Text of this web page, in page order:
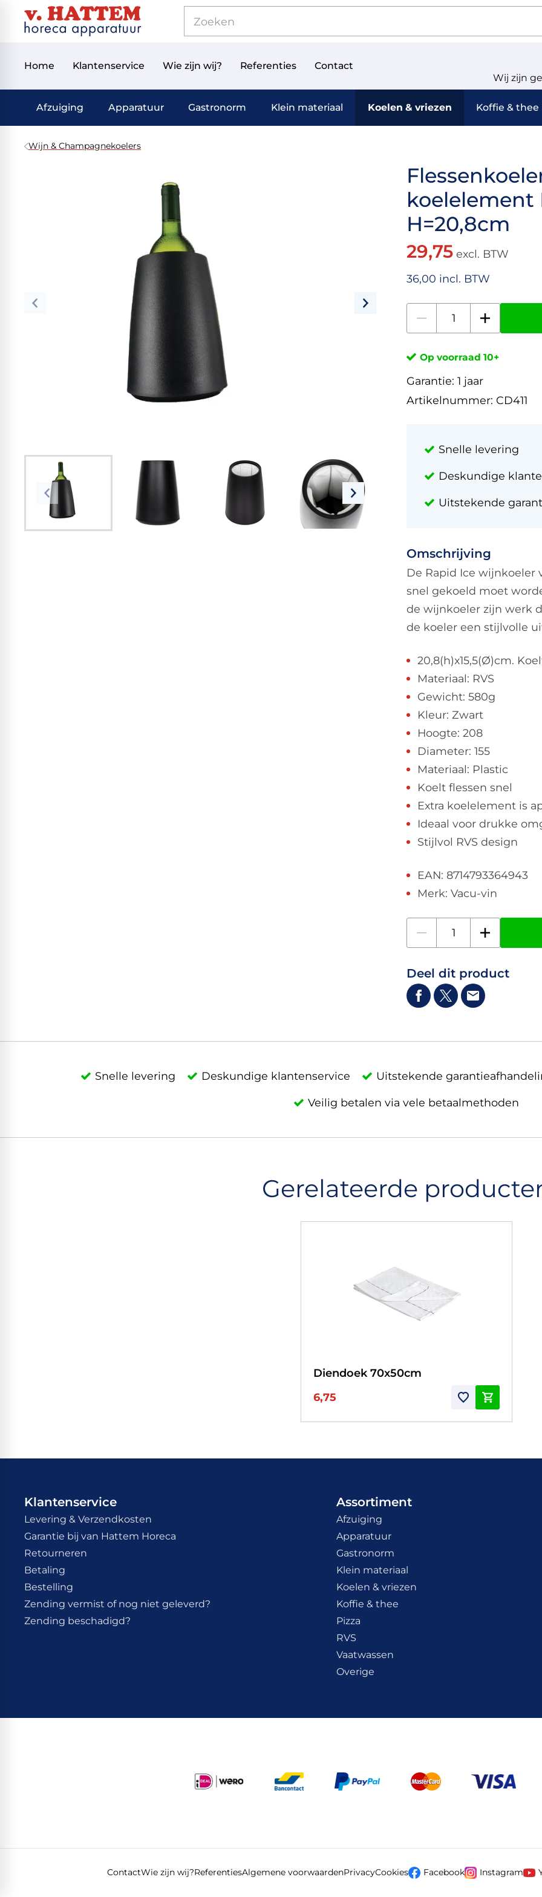
Home Klantenservice Wie zijn wij? Referenties
Contact
Wij zijn
Afzuiging Apparatuur Gastronorm Klein materiaal Koelen & vriezen Koffie & thee
Wijn & Champagnekoelers
koelelement
H=20,8cm
29,75 excl. BTW
36,00 incl. BTW
Op voorraad 10+
Garantie: 1 jaar
Artikelnummer: CD411
Snelle levering
Deskundige
Uitstekende
Omschrijving
De Rapid Ice wijnkoeler
snel gekoeld moet
de wijnkoeler zijn werk
de koeler een stijlvolle
20,8(h)x15,5(Ø)cm.
Materiaal: RVS
Gewicht: 580g
Kleur: Zwart
Hoogte: 208
Diameter: 155
Materiaal: Plastic
Koelt flessen snel
Extra koelelement is
Ideaal voor drukke
Stijlvol RVS design
EAN: 8714793364943
Merk: Vacu-vin
Deel dit product
Snelle levering Deskundige klantenservice Uitstekende
Veilig betalen via vele betaalmethoden
Gerelateerde
Diendoek 70x50cm
6,75
Klantenservice
Levering & Verzendkosten
Garantie bij van Hattem Horeca
Retourneren
Betaling
Bestelling
Zending vermist of nog niet geleverd?
Zending beschadigd?
Assortiment
Afzuiging
Apparatuur
Gastronorm
Klein materiaal
Koelen & vriezen
Koffie & thee
Pizza
RVS
Vaatwassen
Overige
ContactWie zijn wij?ReferentiesAlgemene voorwaardenPrivacyCookies Facebook Instagram